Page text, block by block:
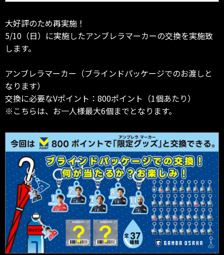
大好評のため再実施！
5/10（日）に実施したアンブレラマーカーの交換を実施致
します。
アンブレラマーカー（ブラインドパッケージでのお渡しと
なります）
交換に必要なVポイント：800ポイント（1個あたり）
※こちらは、お一人様最大6個までとなります。